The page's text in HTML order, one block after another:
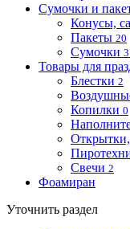
Сумочки и
Конусы,
Пакеты 20
Сумочки
Товары для
Блестки 2
Копилки 0
Свечи 2
Фоамиран
Уточнить раздел